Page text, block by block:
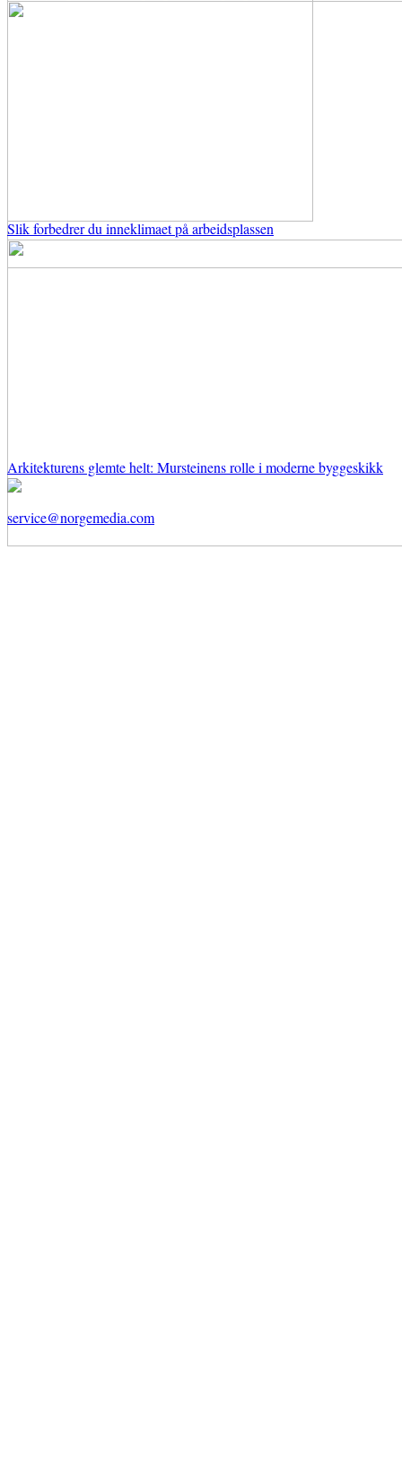
Slik forbedrer du inneklimaet på arbeidsplassen
Arkitekturens glemte helt: Mursteinens rolle i moderne byggeskikk
service@norgemedia.com